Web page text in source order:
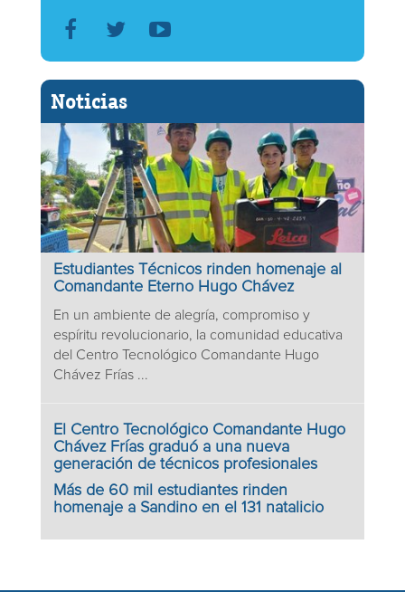
Noticias
Estudiantes Técnicos rinden homenaje al
Comandante Eterno Hugo Chávez
En un ambiente de alegría, compromiso y
espíritu revolucionario, la comunidad educativa
del Centro Tecnológico Comandante Hugo
Chávez Frías ...
El Centro Tecnológico Comandante Hugo
Chávez Frías graduó a una nueva
generación de técnicos profesionales
Más de 60 mil estudiantes rinden
homenaje a Sandino en el 131 natalicio